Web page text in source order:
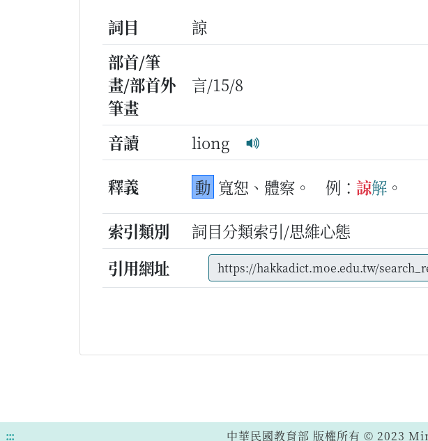
詞目
諒
部首/筆
畫/部首外
筆畫
言/15/8
音讀
liong
釋義
動 寬恕、體察。 例： 諒解 。
索引類別
詞目分類索引/思維心態
引用網址
::: 中華民國教育部 版權所有 © 2023